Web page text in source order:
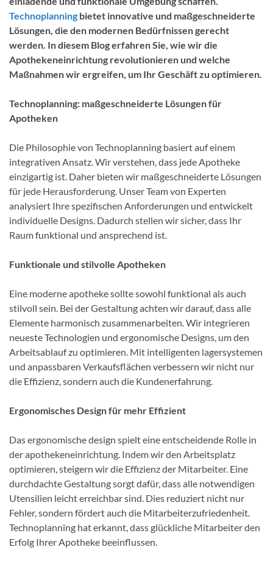
Technoplanning bietet innovative und maßgeschneiderte
Lösungen, die den modernen Bedürfnissen gerecht
werden. In diesem Blog erfahren Sie, wie wir die
Apothekeneinrichtung revolutionieren und welche
Maßnahmen wir ergreifen, um Ihr Geschäft zu optimieren.
Technoplanning: maßgeschneiderte Lösungen für
Apotheken
Die Philosophie von Technoplanning basiert auf einem
integrativen Ansatz. Wir verstehen, dass jede Apotheke
einzigartig ist. Daher bieten wir maßgeschneiderte Lösungen
für jede Herausforderung. Unser Team von Experten
analysiert Ihre spezifischen Anforderungen und entwickelt
individuelle Designs. Dadurch stellen wir sicher, dass Ihr
Raum funktional und ansprechend ist.
Funktionale und stilvolle Apotheken
Eine moderne apotheke sollte sowohl funktional als auch
stilvoll sein. Bei der Gestaltung achten wir darauf, dass alle
Elemente harmonisch zusammenarbeiten. Wir integrieren
neueste Technologien und ergonomische Designs, um den
Arbeitsablauf zu optimieren. Mit intelligenten lagersystemen
und anpassbaren Verkaufsflächen verbessern wir nicht nur
die Effizienz, sondern auch die Kundenerfahrung.
Ergonomisches Design für mehr Effizient
Das ergonomische design spielt eine entscheidende Rolle in
der apothekeneinrichtung. Indem wir den Arbeitsplatz
optimieren, steigern wir die Effizienz der Mitarbeiter. Eine
durchdachte Gestaltung sorgt dafür, dass alle notwendigen
Utensilien leicht erreichbar sind. Dies reduziert nicht nur
Fehler, sondern fördert auch die Mitarbeiterzufriedenheit.
Technoplanning hat erkannt, dass glückliche Mitarbeiter den
Erfolg Ihrer Apotheke beeinflussen.